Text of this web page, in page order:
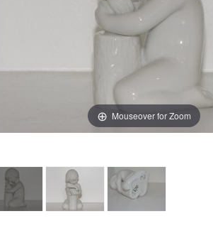
Mouseover for Zoom